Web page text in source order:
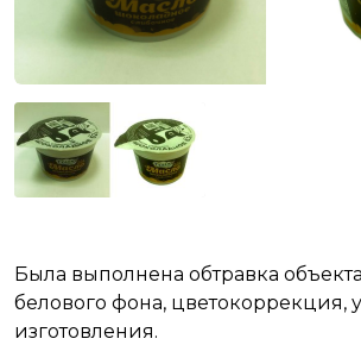
Была выполнена обтравка
белового фона, цветокоррекция,
изготовления.